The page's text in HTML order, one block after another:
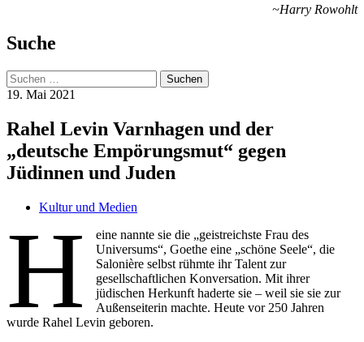
~Harry Rowohlt
Suche
Suchen
nach:
19. Mai 2021
Rahel Levin Varnhagen und der
„deutsche Empörungsmut“ gegen
Jüdinnen und Juden
Kultur und Medien
H
eine nannte sie die „geistreichste Frau des
Universums“, Goethe eine „schöne Seele“, die
Salonière selbst rühmte ihr Talent zur
gesellschaftlichen Konversation. Mit ihrer
jüdischen Herkunft haderte sie – weil sie sie zur
Außenseiterin machte. Heute vor 250 Jahren
wurde Rahel Levin geboren.